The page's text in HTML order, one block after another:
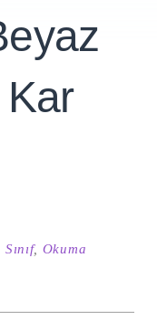
Sınıf, Okuma